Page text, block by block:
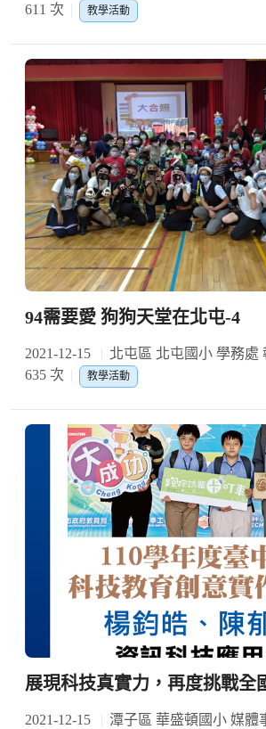
611 次
教學活動
94需要愛 狗狗天堂在北屯-4
2021-12-15 北屯區 北屯國小 學務處
635 次
教學活動
展現科技真實力，再度挑戰全
2021-12-15 潭子區 華盛頓國小 媒體